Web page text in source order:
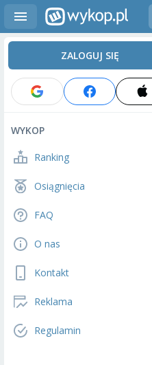
ZALOGUJ SIĘ
WYKOP
Ranking
Osiągnięcia
FAQ
O nas
Kontakt
Reklama
Regulamin